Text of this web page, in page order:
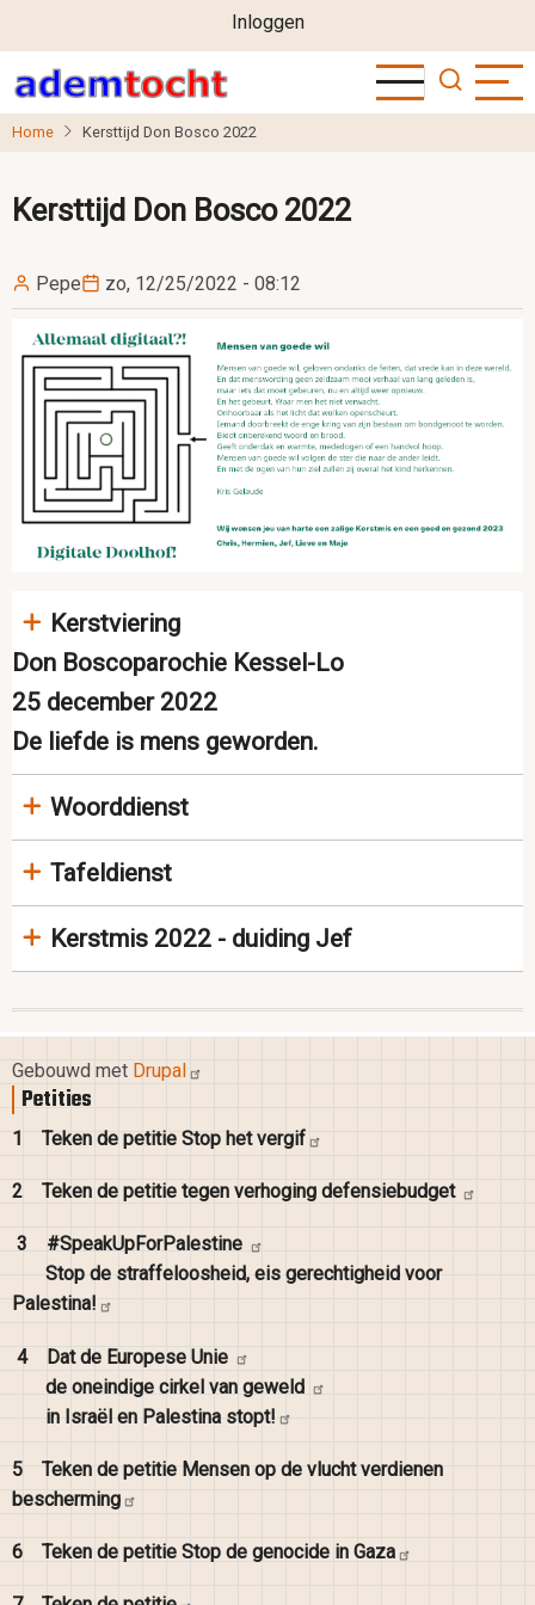
naar
de
inhoud
User
account
menu
Inloggen
Home Kersttijd Don Bosco 2022
Kersttijd Don Bosco 2022
Pepe zo, 12/25/2022 - 08:12
Image
Kerstviering
Don Boscoparochie Kessel-Lo
25 december 2022
De liefde is mens geworden.
Woorddienst
Tafeldienst
Kerstmis 2022 - duiding Jef
Gebouwd met Drupal
Petities
1 Teken de petitie Stop hetvergif
2 Teken de petitie tegen verhoging defensiebudget
3
#SpeakUpForPalestine
Stop de straffeloosheid, eis gerechtigheid voor
Palestina!
4 Dat de Europese Unie
de oneindige cirkel van geweld
in Israël en Palestina stopt!
5 Teken de petitie Mensen op de vlucht verdienen
bescherming
6 Teken de petitie Stop de genocide in Gaza